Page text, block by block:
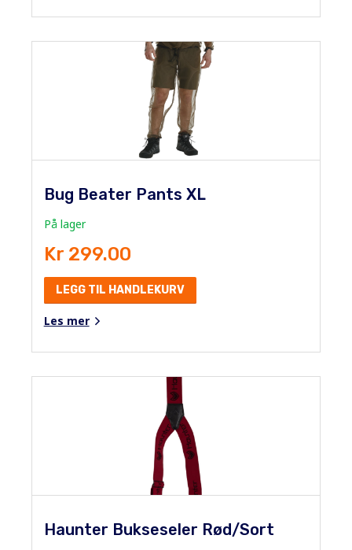
Bug Beater Pants XL
På lager
Kr 299.00
LEGG TIL HANDLEKURV
Les mer
Haunter Bukseseler Rød/Sort